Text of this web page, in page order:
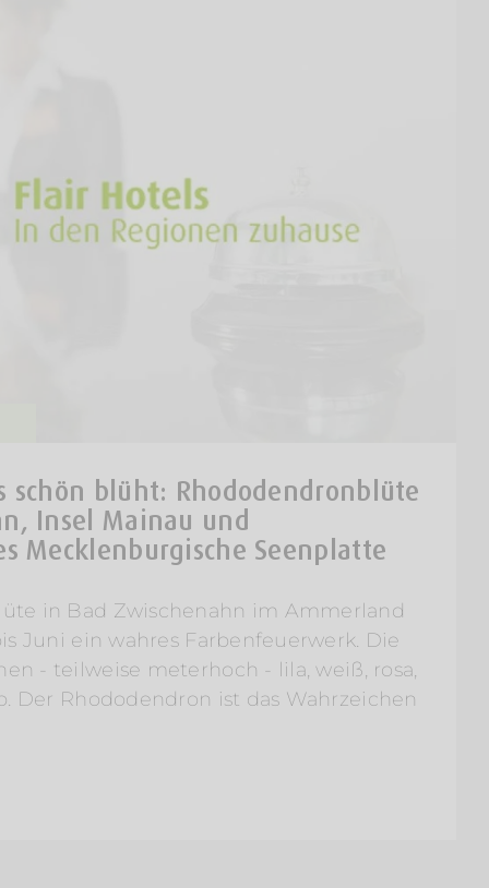
schön blüht: Rhododendronblüte
Insel Mainau und
Mecklenburgische Seenplatte
in Bad Zwischenahn im Ammerland
Juni ein wahres Farbenfeuerwerk. Die
- teilweise meterhoch - lila, weiß, rosa,
Der Rhododendron ist das Wahrzeichen